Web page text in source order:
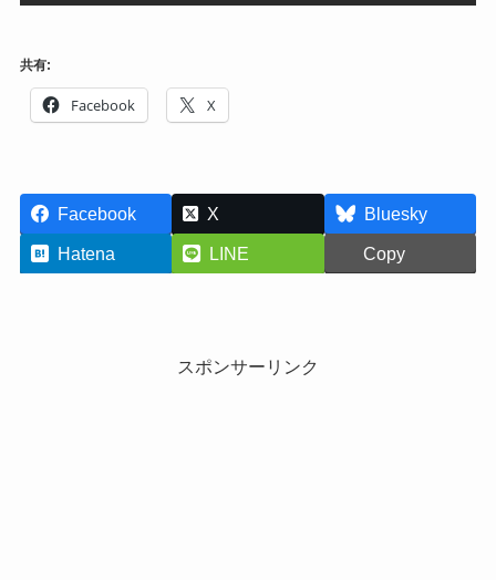
共有:
Facebook X
Facebook X
Bluesky
Hatena
LINE Copy
スポンサーリンク